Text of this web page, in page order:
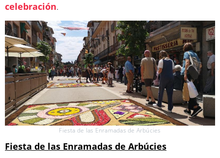
celebración.
Fiesta de las Enramadas de Arbúcies
Fiesta de las Enramadas de Arbúcies